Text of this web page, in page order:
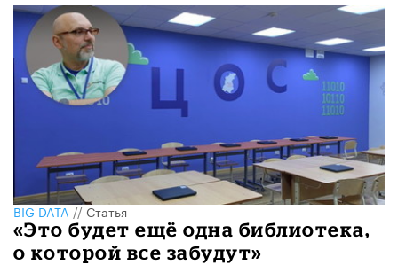
BIG DATA//Статья
«Это будет ещё одна библиотека,
о которой все забудут»